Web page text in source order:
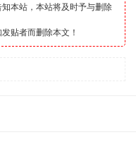
本站，本站将及时予与删除
贴者而删除本文！